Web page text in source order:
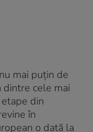
mai puțin de
cele mai
din
în
o dată la